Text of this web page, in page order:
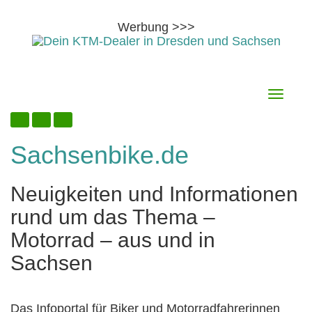
Werbung >>>
content
Toggle
Sachsenbike.de
Neuigkeiten und Informationen
rund um das Thema –
Motorrad – aus und in
Sachsen
Das Infoportal für Biker und Motorradfahrerinnen